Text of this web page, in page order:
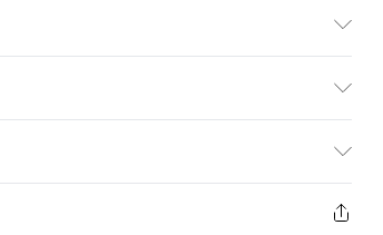
€5.99
€14.99